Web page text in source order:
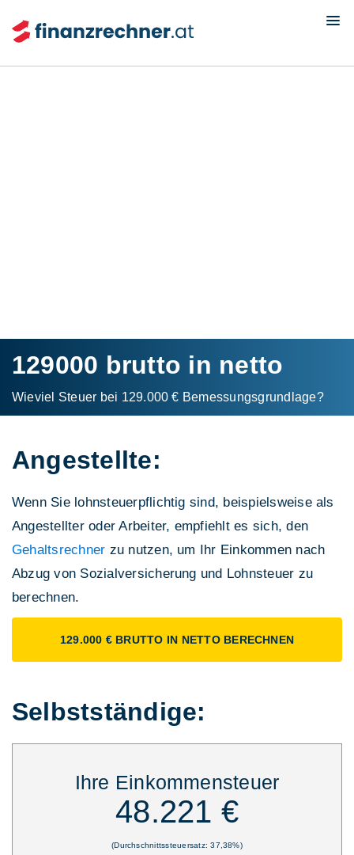
129000 brutto in netto
Wieviel Steuer bei 129.000 € Bemessungs­grundlage?
Angestellte:
Wenn Sie lohnsteuerpflichtig sind, beispielsweise als
Angestellter oder Arbeiter, empfiehlt es sich, den
Gehaltsrechner zu nutzen, um Ihr Einkommen nach
Abzug von Sozialversicherung und Lohnsteuer zu
berechnen.
129.000 € BRUTTO IN NETTO BERECHNEN
Selbstständige:
Ihre Einkommensteuer
48.221 €
(Durchschnittssteuersatz: 37,38%)